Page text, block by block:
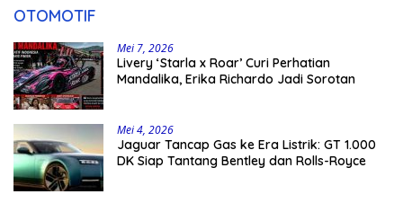
OTOMOTIF
Mei 7, 2026
Livery ‘Starla x Roar’ Curi Perhatian
Mandalika, Erika Richardo Jadi Sorotan
Mei 4, 2026
Jaguar Tancap Gas ke Era Listrik: GT 1.000
DK Siap Tantang Bentley dan Rolls-Royce